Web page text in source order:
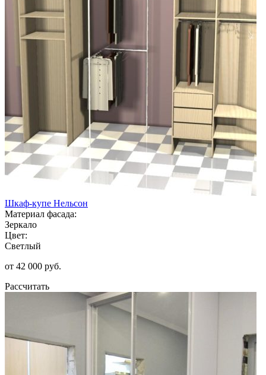
Шкаф-купе Нельсон
Материал фасада:
Зеркало
Цвет:
Светлый
от 42 000 руб.
Рассчитать